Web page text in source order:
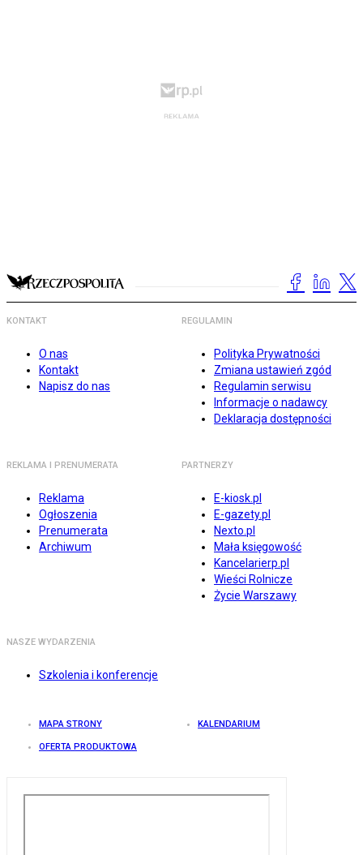
KONTAKT
O nas
Kontakt
Napisz do nas
REGULAMIN
Polityka Prywatności
Zmiana ustawień zgód
Regulamin serwisu
Informacje o nadawcy
Deklaracja dostępności
REKLAMA I PRENUMERATA
Reklama
Ogłoszenia
Prenumerata
Archiwum
PARTNERZY
E-kiosk.pl
E-gazety.pl
Nexto.pl
Mała księgowość
Kancelarierp.pl
Wieści Rolnicze
Życie Warszawy
NASZE WYDARZENIA
Szkolenia i konferencje
MAPA STRONY KALENDARIUM
OFERTA PRODUKTOWA